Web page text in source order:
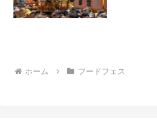
ホーム フードフェス